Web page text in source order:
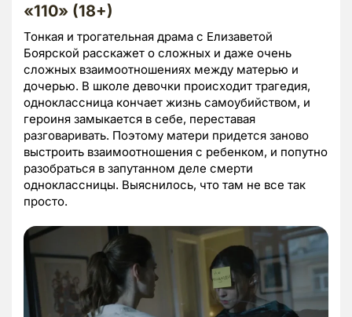
«110» (18+)
Тонкая и трогательная драма с Елизаветой
Боярской расскажет о сложных и даже очень
сложных взаимоотношениях между матерью и
дочерью. В школе девочки происходит трагедия,
одноклассница кончает жизнь самоубийством, и
героиня замыкается в себе, переставая
разговаривать. Поэтому матери придется заново
выстроить взаимоотношения с ребенком, и попутно
разобраться в запутанном деле смерти
одноклассницы. Выяснилось, что там не все так
просто.